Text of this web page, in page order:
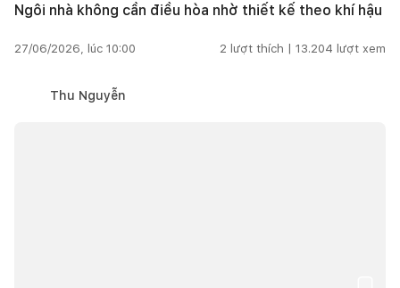
Ngôi nhà không cần điều hòa nhờ thiết kế theo khí hậu
27/06/2026, lúc 10:00 2 lượt thích | 13.204 lượt xem
Thu Nguyễn